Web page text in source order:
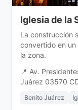
Iglesia de la
La construcción
convertido en
la zona.
📍 Av.
Juárez 03570
Benito Juárez